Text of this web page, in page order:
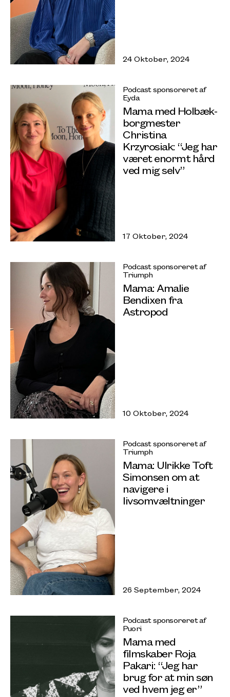
24 Oktober, 2024
Podcast sponsoreret af
Eyda
Mama med Holbæk-
borgmester
Christina
Krzyrosiak: “Jeg har
været enormt hård
ved mig selv”
17 Oktober, 2024
Podcast sponsoreret af
Triumph
Mama: Amalie
Bendixen fra
Astropod
10 Oktober, 2024
Podcast sponsoreret af
Triumph
Mama: Ulrikke Toft
Simonsen om at
navigere i
livsomvæltninger
26 September, 2024
Podcast sponsoreret af
Puori
Mama med
filmskaber Roja
Pakari: “Jeg har
brug for at min søn
ved hvem jeg er”